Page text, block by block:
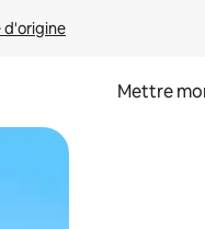
d'origine
Mettre